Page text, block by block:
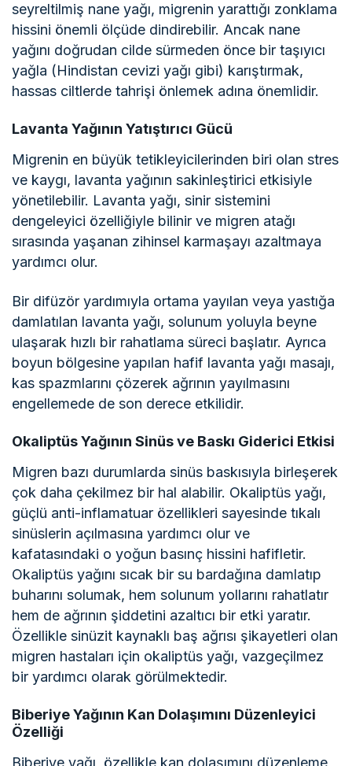
seyreltilmiş nane yağı, migrenin yarattığı zonklama
hissini önemli ölçüde dindirebilir. Ancak nane
yağını doğrudan cilde sürmeden önce bir taşıyıcı
yağla (Hindistan cevizi yağı gibi) karıştırmak,
hassas ciltlerde tahrişi önlemek adına önemlidir.
Lavanta Yağının Yatıştırıcı Gücü
Migrenin en büyük tetikleyicilerinden biri olan stres
ve kaygı, lavanta yağının sakinleştirici etkisiyle
yönetilebilir. Lavanta yağı, sinir sistemini
dengeleyici özelliğiyle bilinir ve migren atağı
sırasında yaşanan zihinsel karmaşayı azaltmaya
yardımcı olur.
Bir difüzör yardımıyla ortama yayılan veya yastığa
damlatılan lavanta yağı, solunum yoluyla beyne
ulaşarak hızlı bir rahatlama süreci başlatır. Ayrıca
boyun bölgesine yapılan hafif lavanta yağı masajı,
kas spazmlarını çözerek ağrının yayılmasını
engellemede de son derece etkilidir.
Okaliptüs Yağının Sinüs ve Baskı Giderici Etkisi
Migren bazı durumlarda sinüs baskısıyla birleşerek
çok daha çekilmez bir hal alabilir. Okaliptüs yağı,
güçlü anti-inflamatuar özellikleri sayesinde tıkalı
sinüslerin açılmasına yardımcı olur ve
kafatasındaki o yoğun basınç hissini hafifletir.
Okaliptüs yağını sıcak bir su bardağına damlatıp
buharını solumak, hem solunum yollarını rahatlatır
hem de ağrının şiddetini azaltıcı bir etki yaratır.
Özellikle sinüzit kaynaklı baş ağrısı şikayetleri olan
migren hastaları için okaliptüs yağı, vazgeçilmez
bir yardımcı olarak görülmektedir.
Biberiye Yağının Kan Dolaşımını Düzenleyici
Özelliği